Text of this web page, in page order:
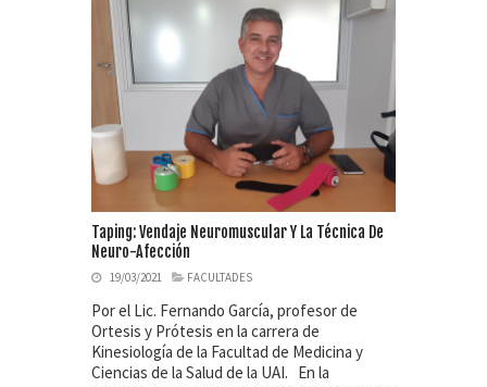
Taping: Vendaje Neuromuscular Y La Técnica De
Neuro-Afección
19/03/2021 FACULTADES
Por el Lic. Fernando García, profesor de
Ortesis y Prótesis en la carrera de
Kinesiología de la Facultad de Medicina y
Ciencias de la Salud de la UAI. En la